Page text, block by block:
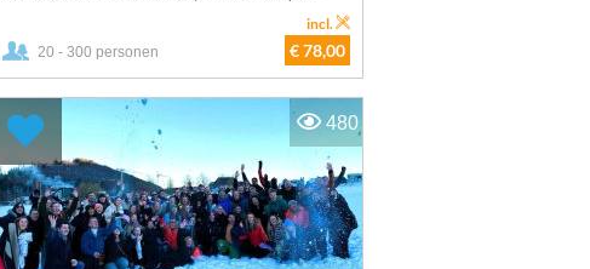
20 - 300 personen € 78,00
incl.
480